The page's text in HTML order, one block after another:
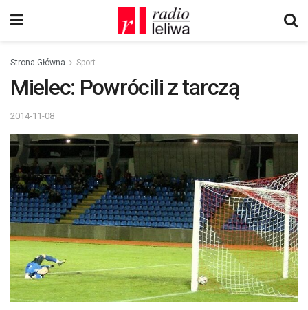
Strona Główna Sport
Mielec: Powrócili z tarczą
2014-11-08